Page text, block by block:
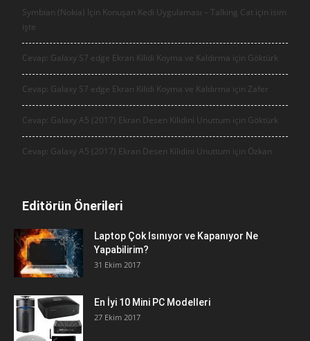
Symbian (Nokia) İçin Konuşan Kedi Uygulaması – Talking Cat için isim
işte
Cevap: Galaxy S7 edge Ekran Kilidi Koyma ve Kaldırma için Göktürk
Cevap: Galaxy S7 edge Ekran Kilidi Koyma ve Kaldırma için Zafer
Cevap: Galaxy A5 (2017) Ekran Desen Kilidini Unuttum için Göktürk
Cevap: Galaxy A5 (2017) Ekran Desen Kilidini Unuttum için Özkan
Editörün Önerileri
Laptop Çok Isınıyor ve Kapanıyor Ne
Yapabilirim?
31 Ekim 2017
En İyi 10 Mini PC Modelleri
27 Ekim 2017